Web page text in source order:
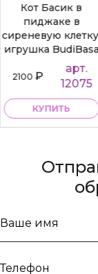
Кот Басик в
пиджаке в
сиреневую
игрушка BudiBasa
2100₽
арт.
12075
КУПИТЬ
Ваше